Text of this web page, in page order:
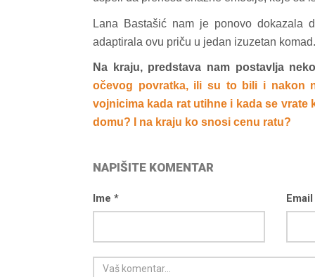
Lana Bastašić nam je ponovo dokazala
adaptirala ovu priču u jedan izuzetan komad.
Na kraju, predstava nam postavlja
očevog povratka, ili su to bili i nakon
vojnicima kada rat utihne i kada se
domu? I na kraju ko snosi cenu ratu?
NAPIŠITE KOMENTAR
Ime *